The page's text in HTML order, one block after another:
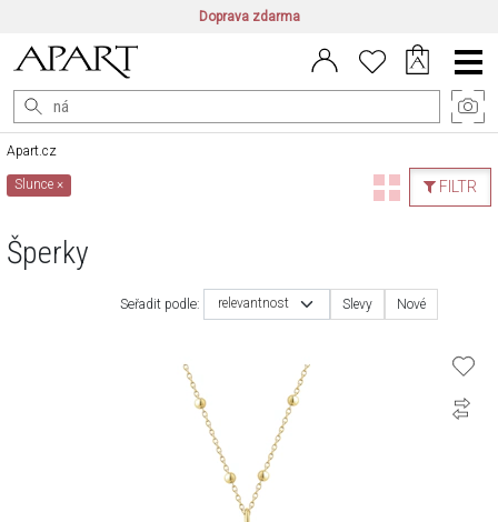
Doprava zdarma
CZ/CZK | EN/EUR PL/PLN
Main
Menu
Apart.cz
FILTR
Slunce×
Šperky
Seřadit podle: relevantnost Slevy Nové